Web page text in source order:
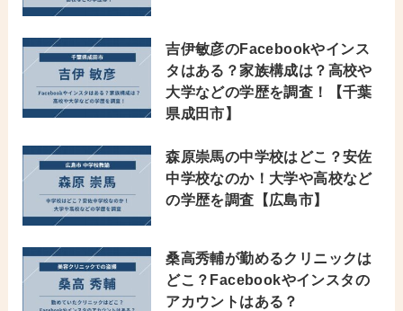
吉伊敏彦のFacebookやインス
タはある？家族構成は？高校や
大学などの学歴を調査！【千葉
県成田市】
森原崇馬の中学校はどこ？安佐
中学校なのか！大学や高校など
の学歴を調査【広島市】
桑高秀輔が勤めるクリニックは
どこ？Facebookやインスタの
アカウントはある？